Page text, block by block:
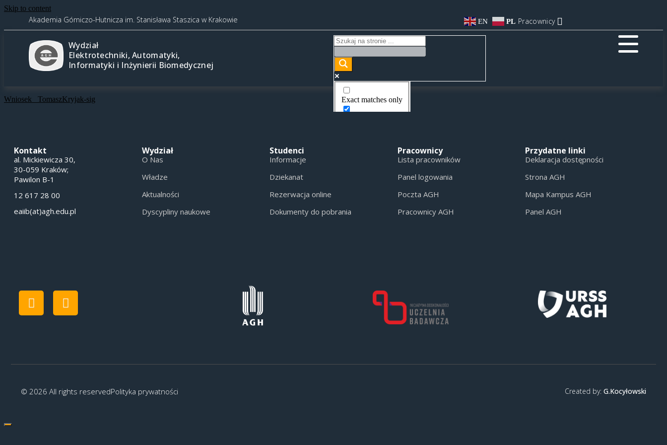
Skip to content
Akademia Górniczo-Hutnicza im. Stanisława Staszica w Krakowie EN PL Pracownicy
Wydział
Elektrotechniki, Automatyki,
Informatyki i Inżynierii Biomedycznej
Exact matches only
Wniosek _TomaszKryjak-sig
Kontakt
al. Mickiewicza 30,
30-059 Kraków;
Pawilon B-1
12 617 28 00
eaiib(at)agh.edu.pl
Wydział
O Nas
Władze
Aktualności
Dyscypliny naukowe
Studenci
Informacje
Dziekanat
Rezerwacja online
Dokumenty do pobrania
Pracownicy
Lista pracowników
Panel logowania
Poczta AGH
Pracownicy AGH
Przydatne linki
Deklaracja dostępności
Strona AGH
Mapa Kampus AGH
Panel AGH
© 2026 All rights reservedPolityka prywatności Created by: G.Kocyłowski